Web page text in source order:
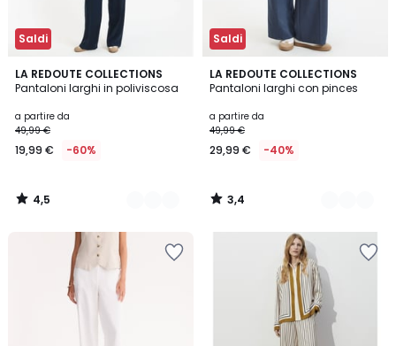
Saldi
LA REDOUTE COLLECTIONS
Pantaloni larghi in poliviscosa
a partire da
49,99 €
19,99 € -60%
4,5
/ 5
4
Colori
4,5
/
Saldi
LA REDOUTE COLLECTIONS
Pantaloni larghi con pinces
a partire da
49,99 €
29,99 € -40%
3,4
/ 5
2
Colori
3,4
/